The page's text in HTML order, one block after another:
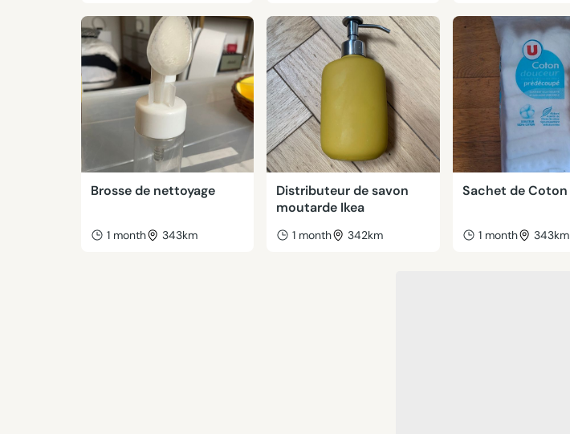
Brosse de nettoyage
1 month 343km
Distributeur de savon
moutarde Ikea
1 month 342km
Sachet de Coton
1 month 343km